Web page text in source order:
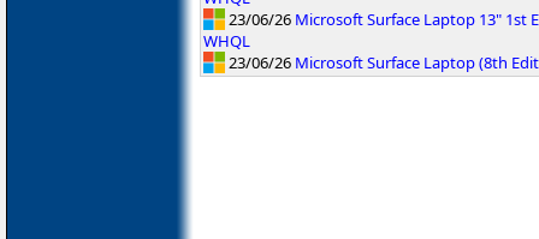
23/06/26 Microsoft Surface Laptop 13" 1st
WHQL
23/06/26 Microsoft Surface Laptop (8th